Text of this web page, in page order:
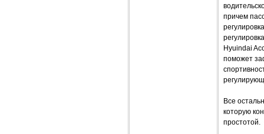
причем
Hyuindai
поможет
Все
которую
простотой.